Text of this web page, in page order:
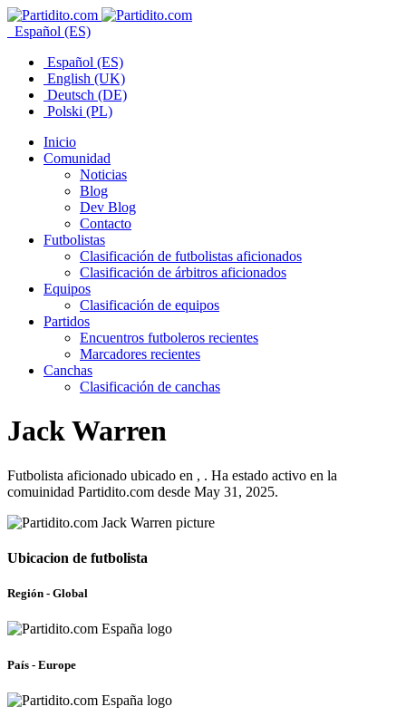
Español (ES)
Español (ES)
English (UK)
Deutsch (DE)
Polski (PL)
Inicio
Comunidad
Noticias
Blog
Dev Blog
Contacto
Futbolistas
Clasificación de futbolistas aficionados
Clasificación de árbitros aficionados
Equipos
Clasificación de equipos
Partidos
Encuentros futboleros recientes
Marcadores recientes
Canchas
Clasificación de canchas
Jack Warren
Futbolista aficionado ubicado en , . Ha estado activo en la
comuinidad Partidito.com desde May 31, 2025.
Ubicacion de futbolista
Región - Global
País - Europe